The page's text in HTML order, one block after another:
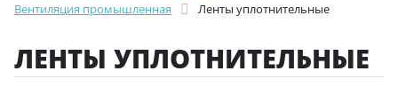
Вентиляция промышленная
Ленты уплотнительные
ЛЕНТЫ УПЛОТНИТЕЛЬНЫЕ